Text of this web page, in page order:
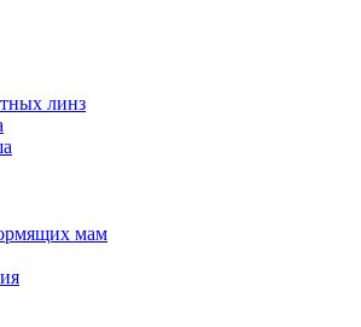
линз
мам